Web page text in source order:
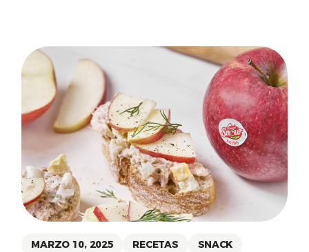
MARZO 10, 2025 RECETAS SNACK